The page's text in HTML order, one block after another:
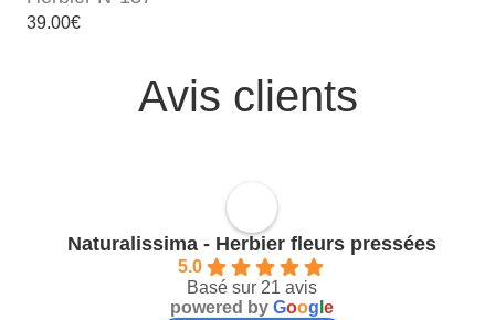
39.00€
Avis clients
Naturalissima - Herbier fleurs pressées
5.0
Basé sur 21 avis
powered by Goog e